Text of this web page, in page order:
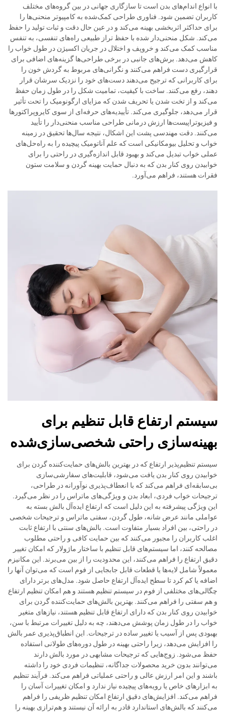
با انواع اندام‌های بدن است تا سازگاری جهانی در بین گروه‌های مختلف
کاربران تضمین شود. فناوری طراحی کمک‌شده به کامپیوتر منحنی‌ها را
برای حداکثر اثربخشی بهینه می‌کند و در عین حال دقت و ثبات تولید را حفظ
می‌کند. شکل منحنی‌دار شده با حفظ تراز طبیعی راه‌های تنفسی، به تنفس
مناسب کمک می‌کند و خروپف و اختلال در جریان اکسیژن در طول خواب را
کاهش می‌دهد. برش‌های جانبی در برخی طراحی‌ها گزینه‌های اضافی برای
قرارگیری دست فراهم می‌کنند و نگرانی‌های مربوط به گردش خون را
برای کاربرانی که ترجیح می‌دهند دست‌های خود را نزدیک سرشان قرار
دهند، رفع می‌کنند. ساخت با کیفیت، تمامیت شکل را در طول زمان حفظ
می‌کند و از تخت شدن یا تحریف شدن که مزایای ارگونومیک را تحت تأثیر
قرار می‌دهد، جلوگیری می‌کند. تأییدیه‌های حرفه‌ای از سوی کایروپراکتورها
و فیزیوتراپیست‌ها ارزش درمانی طراحی مناسب منحنی‌دار را تأیید
می‌کنند. دقت مهندسی پشت این اشکال، نتیجه سال‌ها تحقیق در زمینه
خواب و تحلیل بیومکانیکی است که علم آناتومیک پیچیده را به راه‌حل‌های
عملی خواب تبدیل می‌کند و بهبود قابل اندازه‌گیری در راحتی را برای
خوابیدن روی کنار بدن که به دنبال حمایت بهینه گردن و سلامت ستون
فقرات هستند، فراهم می‌آورد.
سیستم ارتفاع قابل تنظیم برای
بهینه‌سازی راحتی شخصی‌سازی‌شده
سیستم تنظیم‌پذیر ارتفاع که در بهترین بالش‌های حمایت‌کننده گردن برای
خوابیدن روی کنار بدن یافت می‌شود، قابلیت‌های سفارشی‌سازی
بی‌سابقه‌ای فراهم می‌کند که با انعطاف‌پذیری نوآورانه در طراحی،
ترجیحات خواب فردی، ابعاد بدن و ویژگی‌های ماتراس را در نظر می‌گیرد.
این ویژگی پیشرفته به این دلیل است که ارتفاع ایده‌آل بالش بسته به
عواملی مانند عرض شانه، طول گردن، سفتی ماتراس و ترجیحات شخصی
در راحتی، بین افراد بسیار متفاوت است. بالش‌های سنتی با ارتفاع ثابت
اغلب کاربران را مجبور می‌کنند که بین حمایت کافی و راحتی مطلوب
مصالحه کنند، اما سیستم‌های قابل تنظیم با ساختار ماژولار که امکان تغییر
دقیق ارتفاع را فراهم می‌کنند، این محدودیت را از بین می‌برند. این مکانیزم
معمولاً شامل لایه‌ها یا قطعات قابل جابجایی از فوم است که می‌توان آنها را
اضافه یا کم کرد تا سطح ایده‌آل ارتفاع حاصل شود. مدل‌های برتر دارای
چگالی‌های مختلفی از فوم در سیستم تنظیم هستند و هم امکان تنظیم ارتفاع
و هم سفتی را فراهم می‌کنند. بهترین بالش‌های حمایت‌کننده گردن برای
خوابیدن روی کنار بدن که دارای ارتفاع قابل تنظیم هستند، نیازهای متغیر
خواب را در طول زمان پوشش می‌دهند، چه به دلیل تغییرات مرتبط با سن،
بهبودی پس از آسیب یا تغییر ساده در ترجیحات. این انطباق‌پذیری عمر بالش
را افزایش می‌دهد، زیرا راحتی بهینه در طول دوره‌های طولانی استفاده
حفظ می‌شود. زوج‌هایی که ترجیحات مشابهی در مورد بالش دارند
می‌توانند بدون خرید محصولات جداگانه، تنظیمات فردی خود را داشته
باشند و این امر ارزش عالی و راحتی عملیاتی فراهم می‌کند. فرآیند تنظیم
به ابزارهای خاص یا رویه‌های پیچیده نیاز ندارد و امکان تغییرات آسان را
فراهم می‌کند. افزایش‌های دقیق ارتفاع امکان تنظیم ظریفی را فراهم
می‌کنند که بالش‌های استاندارد قادر به ارائه آن نیستند و هم‌ترازی بهینه را